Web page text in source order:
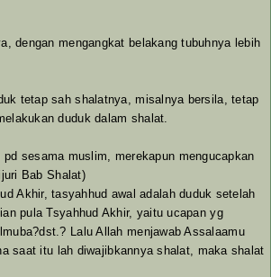
dengan mengangkat belakang tubuhnya lebih
tetap sah shalatnya, misalnya bersila, tetap
duduk dalam shalat.
sesama muslim, merekapun mengucapkan
Bab Shalat)
Akhir, tasyahhud awal adalah duduk setelah
pula Tsyahhud Akhir, yaitu ucapan yg
Lalu Allah menjawab Assalaamu
saat itu lah diwajibkannya shalat, maka shalat